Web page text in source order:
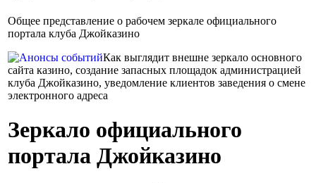
Общее представление о рабочем зеркале официального
портала клуба Джойказино
Как выглядит внешне зеркало основного
сайта казино, создание запасных площадок администрацией
клуба Джойказино, уведомление клиентов заведения о смене
электронного адреса
Зеркало официального
портала Джойказино